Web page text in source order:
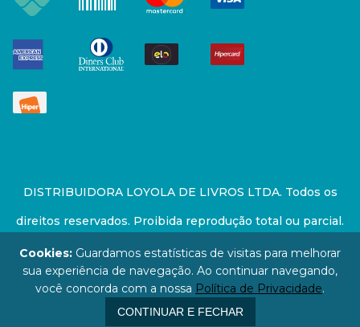
DISTRIBUIDORA LOYOLA DE LIVROS LTDA. Todos os
direitos reservados. Proibida reprodução total ou parcial.
Preços e estoque sujeito a alterações sem aviso prévio.
67.946.814/0001-94 - LOJA - Rua Senador Feijó - São
Paulo / SP - CEP: 01006-000
Cookies: Guardamos estatísticas de visitas para melhorar
sua experiência de navegação. Ao continuar navegando,
você concorda com a nossa Política de Privacidade.
CONTINUAR E FECHAR